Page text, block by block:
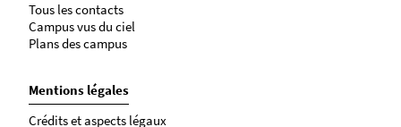
Tous les contacts
Campus vus du ciel
Plans des campus
Mentions légales
Crédits et aspects légaux